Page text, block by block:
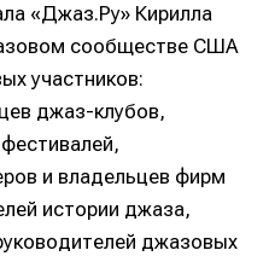
«Джаз.Ру» Кирилла
сообществе США
участников:
джаз-клубов,
и владельцев фирм
истории джаза,
джазовых